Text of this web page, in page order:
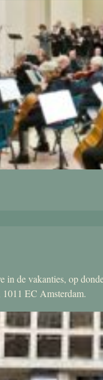
in de vakanties, op
EC Amsterdam.